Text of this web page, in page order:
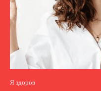
Я здоров